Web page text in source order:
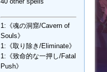
1:《魂の洞窟/Cavern of
Souls》
1:《取り除き/Eliminate》
1:《致命的な一押し/Fatal
Push》